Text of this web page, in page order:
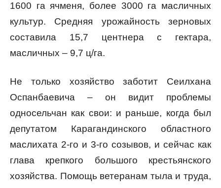
1600 га ячменя, более 3000 га масличных
культур. Средняя урожайность зерновых
составила 15,7 центнера с гектара,
масличных – 9,7 ц/га.
Не только хозяйство заботит Сеилхана
Оспанбаевича – он видит проблемы
односельчан как свои: и раньше, когда был
депутатом Карагандинского областного
маслихата 2-го и 3-го созывов, и сейчас как
глава крепкого большого крестьянского
хозяйства. Помощь ветеранам тыла и труда,